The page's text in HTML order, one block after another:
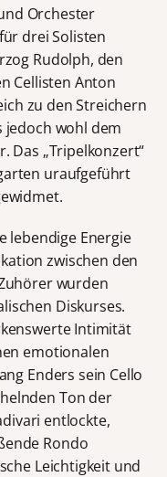
Orchester
drei Solisten
Rudolph, den
Cellisten Anton
zu den Streichern
jedoch wohl dem
Das „Tripelkonzert“
uraufgeführt
lebendige Energie
zwischen den
wurden
Diskurses.
Intimität
emotionalen
Enders sein Cello
Ton der
entlockte,
Rondo
Leichtigkeit und